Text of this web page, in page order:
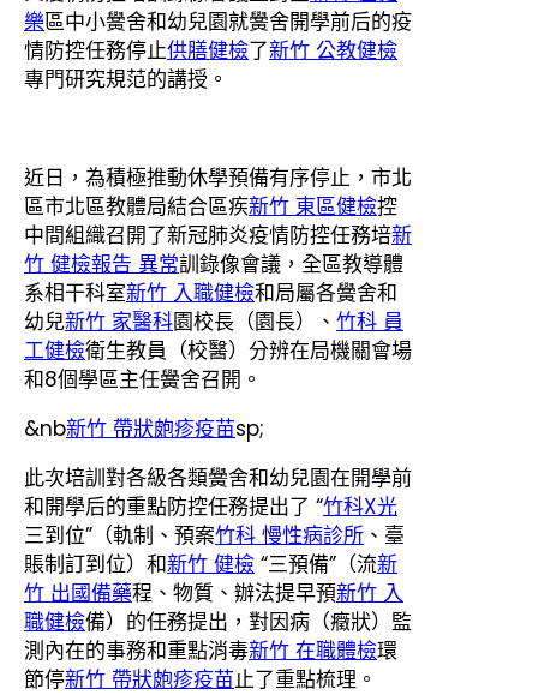
樂區中小黌舍和幼兒園就黌舍開學前后的疫
情防控任務停止供膳健檢了新竹 公教健檢
專門研究規范的講授。
近日，為積極推動休學預備有序停止，市北
區市北區教體局結合區疾新竹 東區健檢控
中間組織召開了新冠肺炎疫情防控任務培新
竹 健檢報告 異常訓錄像會議，全區教導體
系相干科室新竹 入職健檢和局屬各黌舍和
幼兒新竹 家醫科園校長（園長）、 竹科 員
工健檢衛生教員（校醫）分辨在局機關會場
和8個學區主任黌舍召開。
&nb新竹 帶狀皰疹疫苗sp;
此次培訓對各級各類黌舍和幼兒園在開學前
和開學后的重點防控任務提出了 “竹科X光
三到位”（軌制、預案竹科 慢性病診所 、臺
賬制訂到位）和新竹 健檢 “三預備”（流新
竹 出國備藥程、物質、辦法提早預新竹 入
職健檢備）的任務提出，對因病（癥狀）監
測內在的事務和重點消毒新竹 在職體檢環
節停新竹 帶狀皰疹疫苗止了重點梳理。